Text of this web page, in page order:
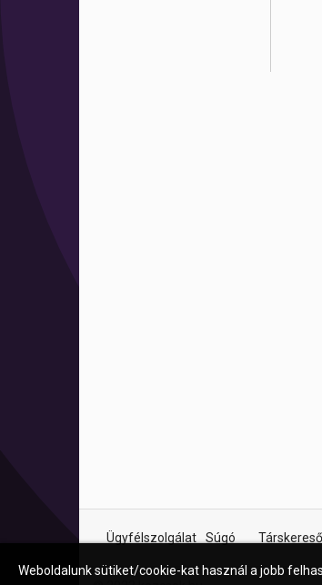
Ügyfélszolgálat Súgó
Weboldalunk sütiket/cookie-kat használ a jobb